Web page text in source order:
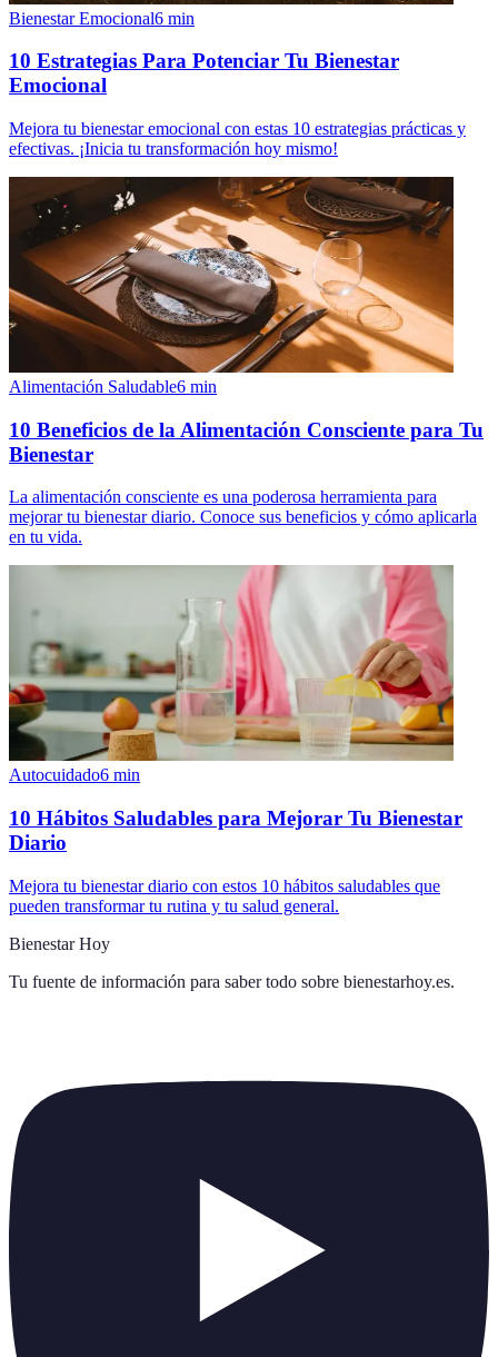
Bienestar Emocional6 min
10 Estrategias Para Potenciar Tu Bienestar
Emocional
Mejora tu bienestar emocional con estas 10 estrategias prácticas y
efectivas. ¡Inicia tu transformación hoy mismo!
Alimentación Saludable6 min
10 Beneficios de la Alimentación Consciente para Tu
Bienestar
La alimentación consciente es una poderosa herramienta para
mejorar tu bienestar diario. Conoce sus beneficios y cómo aplicarla
en tu vida.
Autocuidado6 min
10 Hábitos Saludables para Mejorar Tu Bienestar
Diario
Mejora tu bienestar diario con estos 10 hábitos saludables que
pueden transformar tu rutina y tu salud general.
Bienestar Hoy
Tu fuente de información para saber todo sobre bienestarhoy.es.